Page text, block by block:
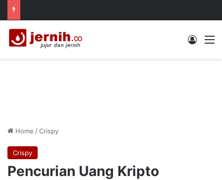
Log In
Home /Crispy
Crispy
Pencurian Uang Kripto